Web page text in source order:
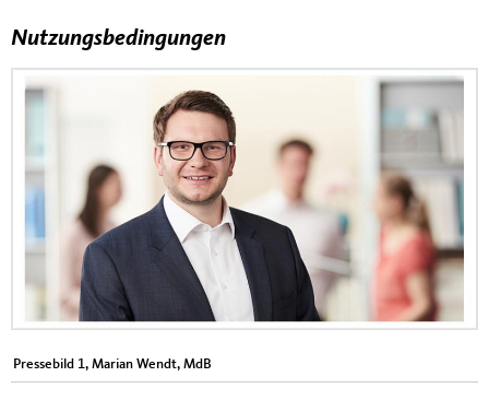
Nutzungsbedingungen
Pressebild 1, Marian Wendt, MdB